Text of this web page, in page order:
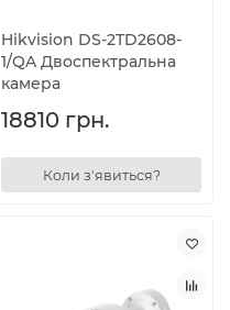
Hikvision DS-2TD2608-
1/QA Двоспектральна
камера
18810 грн.
Коли з'явиться?